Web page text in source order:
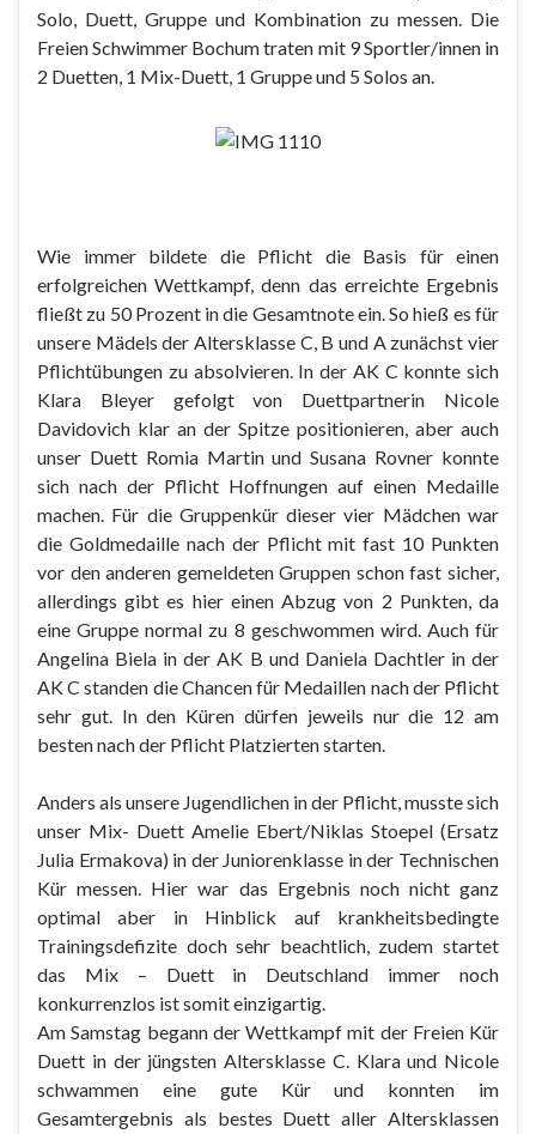
Solo, Duett, Gruppe und Kombination zu messen. Die
Freien Schwimmer Bochum traten mit 9 Sportler/innen in
2 Duetten, 1 Mix-Duett, 1 Gruppe und 5 Solos an.
Wie immer bildete die Pflicht die Basis für einen
erfolgreichen Wettkampf, denn das erreichte Ergebnis
fließt zu 50 Prozent in die Gesamtnote ein. So hieß es für
unsere Mädels der Altersklasse C, B und A zunächst vier
Pflichtübungen zu absolvieren. In der AK C konnte sich
Klara Bleyer gefolgt von Duettpartnerin Nicole
Davidovich klar an der Spitze positionieren, aber auch
unser Duett Romia Martin und Susana Rovner konnte
sich nach der Pflicht Hoffnungen auf einen Medaille
machen. Für die Gruppenkür dieser vier Mädchen war
die Goldmedaille nach der Pflicht mit fast 10 Punkten
vor den anderen gemeldeten Gruppen schon fast sicher,
allerdings gibt es hier einen Abzug von 2 Punkten, da
eine Gruppe normal zu 8 geschwommen wird. Auch für
Angelina Biela in der AK B und Daniela Dachtler in der
AK C standen die Chancen für Medaillen nach der Pflicht
sehr gut. In den Küren dürfen jeweils nur die 12 am
besten nach der Pflicht Platzierten starten.
Anders als unsere Jugendlichen in der Pflicht, musste sich
unser Mix- Duett Amelie Ebert/Niklas Stoepel (Ersatz
Julia Ermakova) in der Juniorenklasse in der Technischen
Kür messen. Hier war das Ergebnis noch nicht ganz
optimal aber in Hinblick auf krankheitsbedingte
Trainingsdefizite doch sehr beachtlich, zudem startet
das Mix – Duett in Deutschland immer noch
konkurrenzlos ist somit einzigartig.
Am Samstag begann der Wettkampf mit der Freien Kür
Duett in der jüngsten Altersklasse C. Klara und Nicole
schwammen eine gute Kür und konnten im
Gesamtergebnis als bestes Duett aller Altersklassen